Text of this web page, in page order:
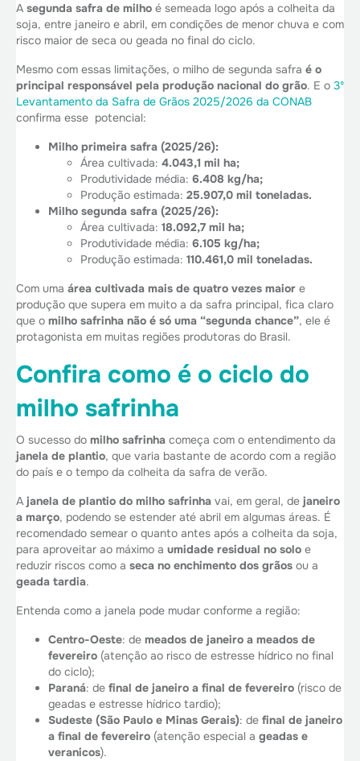
A segunda safra de milho é semeada logo após a colheita da
soja, entre janeiro e abril, em condições de menor chuva e com
risco maior de seca ou geada no final do ciclo.
Mesmo com essas limitações, o milho de segunda safra é o
principal responsável pela produção nacional do grão. E o 3º
Levantamento da Safra de Grãos 2025/2026 da CONAB
confirma esse potencial:
Milho primeira safra (2025/26):
Área cultivada: 4.043,1 mil ha;
Produtividade média: 6.408 kg/ha;
Produção estimada: 25.907,0 mil toneladas.
Milho segunda safra (2025/26):
Área cultivada: 18.092,7 mil ha;
Produtividade média: 6.105 kg/ha;
Produção estimada: 110.461,0 mil toneladas.
Com uma área cultivada mais de quatro vezes maior e
produção que supera em muito a da safra principal, fica claro
que o milho safrinha não é só uma “segunda chance”, ele é
protagonista em muitas regiões produtoras do Brasil.
Confira como é o ciclo do
milho safrinha
O sucesso do milho safrinha começa com o entendimento da
janela de plantio, que varia bastante de acordo com a região
do país e o tempo da colheita da safra de verão.
A janela de plantio do milho safrinha vai, em geral, de janeiro
a março, podendo se estender até abril em algumas áreas. É
recomendado semear o quanto antes após a colheita da soja,
para aproveitar ao máximo a umidade residual no solo e
reduzir riscos como a seca no enchimento dos grãos ou a
geada tardia.
Entenda como a janela pode mudar conforme a região:
Centro-Oeste: de meados de janeiro a meados de
fevereiro (atenção ao risco de estresse hídrico no final
do ciclo);
Paraná: de final de janeiro a final de fevereiro (risco de
geadas e estresse hídrico tardio);
Sudeste (São Paulo e Minas Gerais): de final de janeiro
a final de fevereiro (atenção especial a geadas e
veranicos).